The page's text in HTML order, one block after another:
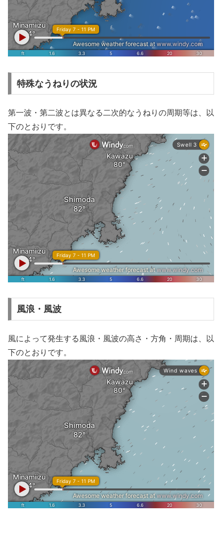
特殊なうねりの状況
第一波・第二波とは異なる二次的なうねりの周期等は、以
下のとおりです。
風浪・風波
風によって発生する風浪・風波の高さ・方角・周期は、以
下のとおりです。